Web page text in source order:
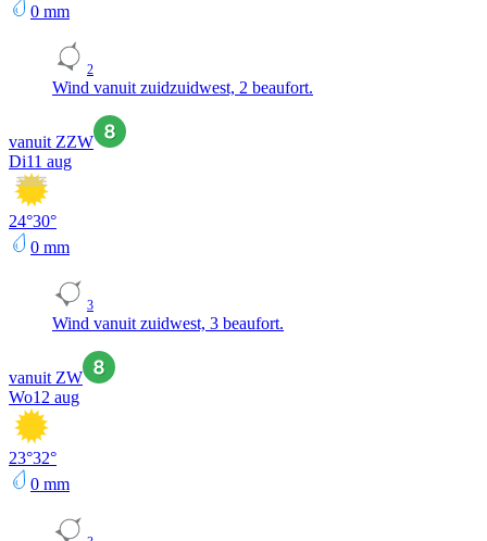
0 mm
2
Wind vanuit zuidzuidwest, 2 beaufort.
vanuit ZZW
Di11 aug
24°30°
0 mm
3
Wind vanuit zuidwest, 3 beaufort.
vanuit ZW
Wo12 aug
23°32°
0 mm